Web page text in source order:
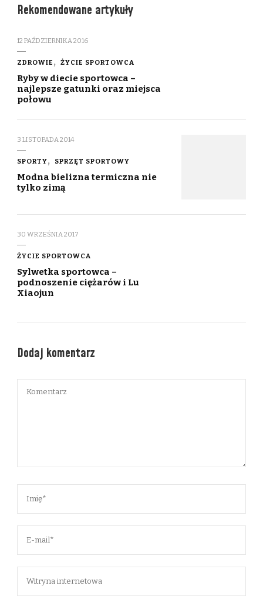
Rekomendowane artykuły
12 PAŹDZIERNIKA 2016
ZDROWIE ŻYCIE SPORTOWCA
Ryby w diecie sportowca –
najlepsze gatunki oraz miejsca
połowu
3 LISTOPADA 2014
SPORTY SPRZĘT SPORTOWY
Modna bielizna termiczna nie
tylko zimą
30 WRZEŚNIA 2017
ŻYCIE SPORTOWCA
Sylwetka sportowca –
podnoszenie ciężarów i Lu
Xiaojun
Dodaj komentarz